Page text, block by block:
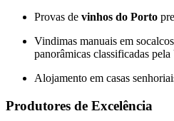
Provas de vinhos do Porto
Vindimas manuais em
panorâmicas classificadas
Alojamento em casas
Produtores de Excelência